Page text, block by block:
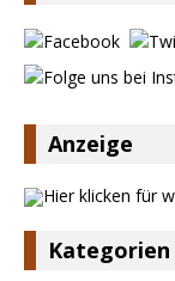
Anzeige
Kategorien